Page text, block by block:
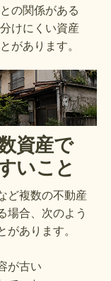
の関係がある
けにくい資産
があります。
資産で
いこと
ど複数の不動産
場合、次のよう
があります。
が古い